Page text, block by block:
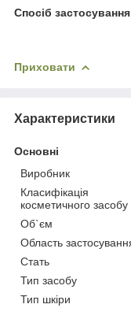
Спосіб
Приховати
Характеристики
Основні
Виробник
Класифікація
косметичного засобу
Об`єм
Область
Стать
Тип засобу
Тип шкіри